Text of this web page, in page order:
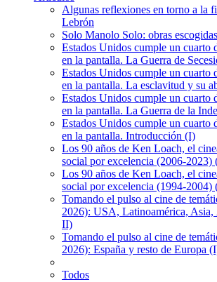
Algunas reflexiones en torno a la
Lebrón
Solo Manolo Solo: obras escogidas
Estados Unidos cumple un cuarto
en la pantalla. La Guerra de
Estados Unidos cumple un cuarto
en la pantalla. La esclavitud y su
Estados Unidos cumple un cuarto
en la pantalla. La Guerra de la
Estados Unidos cumple un cuarto
en la pantalla. Introducción (I)
Los 90 años de Ken Loach, el
social por excelencia (2006-
Los 90 años de Ken Loach, el
social por excelencia (1994-2004)
Tomando el pulso al cine de
2026): USA, Latinoamérica,
II)
Tomando el pulso al cine de
2026): España y resto de Europa
Todos